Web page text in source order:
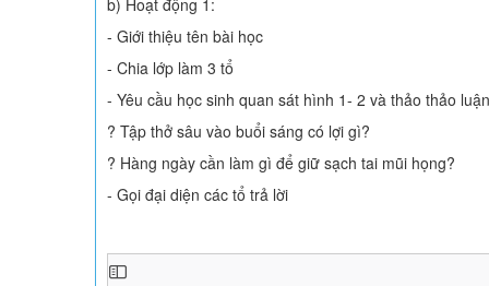
b) Hoạt động 1:
- Giới thiệu tên bài học
- Chia lớp làm 3 tổ
- Yêu cầu học sinh quan sát hình 1- 2 và thảo thảo
? Tập thở sâu vào buổi sáng có lợi gì?
? Hàng ngày cần làm gì để giữ sạch tai mũi họng?
- Gọi đại diện các tổ trả lời